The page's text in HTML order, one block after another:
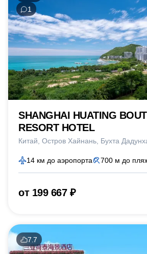
1
SHANGHAI HUATING
RESORT HOTEL
Китай Остров Хайнань Бухта
14 км до аэропорта 700 м до
от 199 667 ₽
7.7